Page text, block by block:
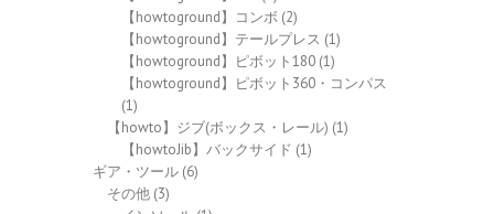
【howtoground】コンボ (2)
【howtoground】テールプレス (1)
【howtoground】ピボット180 (1)
【howtoground】ピボット360・コンパス
(1)
【howto】ジブ(ボックス・レール) (1)
【howtoJib】バックサイド (1)
ギア・ツール (6)
その他 (3)